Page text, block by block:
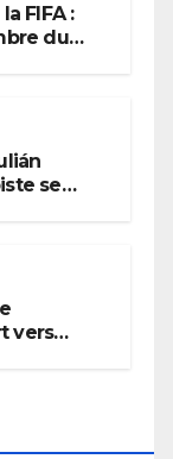
FIFA :
du
se
vers